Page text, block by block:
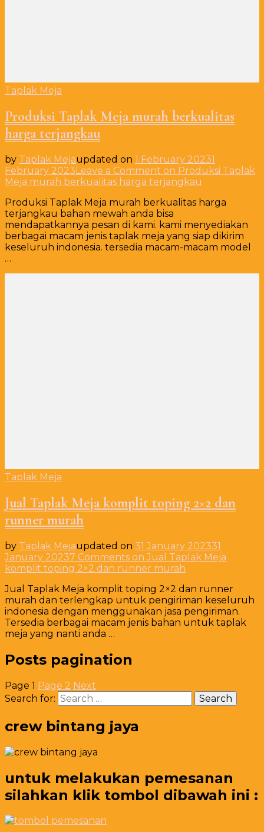
Taplak Meja
Produksi Taplak Meja murah berkualitas
harga terjangkau
by Taplak Mejaupdated on 1 February 20231
February 2023Leave a Comment on Produksi Taplak
Meja murah berkualitas harga terjangkau
Produksi Taplak Meja murah berkualitas harga
terjangkau bahan mewah anda bisa
mendapatkannya pesan di kami. kami menyediakan
berbagai macam jenis taplak meja yang siap dikirim
keseluruh indonesia. tersedia macam-macam model
…
Taplak Meja
Jual Taplak Meja komplit toping 2×2 dan
runner murah
by Taplak Mejaupdated on 31 January 202331
January 20237 Comments on Jual Taplak Meja
komplit toping 2×2 dan runner murah
Jual Taplak Meja komplit toping 2×2 dan runner
murah dan terlengkap untuk pengiriman keseluruh
indonesia dengan menggunakan jasa pengiriman.
Tersedia berbagai macam jenis bahan untuk taplak
meja yang nanti anda …
Posts pagination
Page 1 Page 2 Next
Search for:
crew bintang jaya
untuk melakukan pemesanan
silahkan klik tombol dibawah ini :